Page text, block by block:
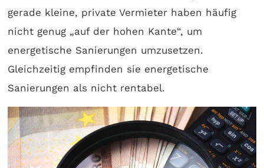
gerade kleine, private Vermieter haben häufig
nicht genug „auf der hohen Kante“, um
energetische Sanierungen umzusetzen.
Gleichzeitig empfinden sie energetische
Sanierungen als nicht rentabel.